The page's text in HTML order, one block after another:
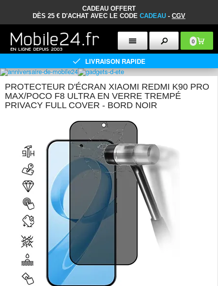
CADEAU OFFERT
DÈS 25 € D'ACHAT AVEC LE CODE CADEAU - CGV
0
LIVRAISON RAPIDE
PROTECTEUR D'ÉCRAN XIAOMI REDMI K90 PRO
MAX/POCO F8 ULTRA EN VERRE TREMPÉ
PRIVACY FULL COVER - BORD NOIR